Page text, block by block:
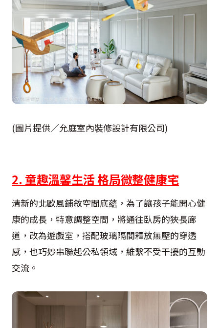
(圖片提供／允庭室內裝修設計有限公司)
2. 童趣溫馨生活 格局微整健康宅
清新的北歐風鋪敘空間底蘊，為了讓孩子能開心健
康的成長，特意調整空間，將通往臥房的狹長廊
道，改為遊戲室，搭配玻璃隔間釋放無壓的穿透
感，也巧妙串聯起公私領域，維繫不受干擾的互動
交流。